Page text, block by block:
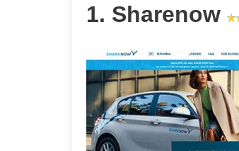
1. Sharenow